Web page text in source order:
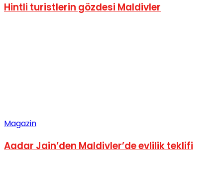
Hintli turistlerin gözdesi Maldivler
Magazin
Aadar Jain’den Maldivler’de evlilik teklifi